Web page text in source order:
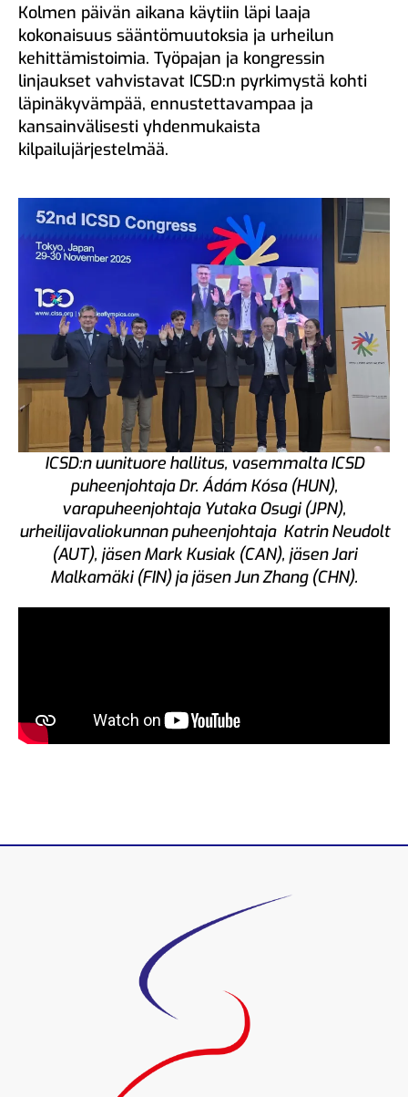
Kolmen päivän aikana käytiin läpi laaja
kokonaisuus sääntömuutoksia ja urheilun
kehittämistoimia. Työpajan ja kongressin
linjaukset vahvistavat ICSD:n pyrkimystä kohti
läpinäkyvämpää, ennustettavampaa ja
kansainvälisesti yhdenmukaista
kilpailujärjestelmää.
ICSD:n uunituore hallitus, vasemmalta ICSD
puheenjohtaja Dr. Ádám Kósa (HUN),
varapuheenjohtaja Yutaka Osugi (JPN),
urheilijavaliokunnan puheenjohtaja Katrin Neudolt
(AUT), jäsen Mark Kusiak (CAN), jäsen Jari
Malkamäki (FIN) ja jäsen Jun Zhang (CHN).